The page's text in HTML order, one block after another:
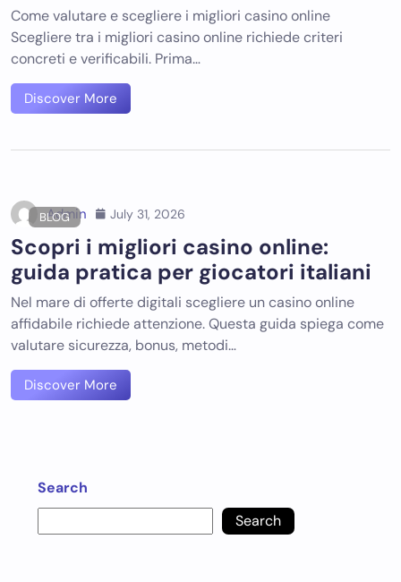
Come valutare e scegliere i migliori casino online
Scegliere tra i migliori casino online richiede criteri
concreti e verificabili. Prima…
Discover More
BLOG
Admin July 31, 2026
Scopri i migliori casino online:
guida pratica per giocatori italiani
Nel mare di offerte digitali scegliere un casino online
affidabile richiede attenzione. Questa guida spiega come
valutare sicurezza, bonus, metodi…
Discover More
Search
Search